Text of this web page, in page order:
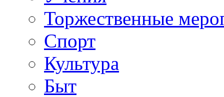
Торжественные
Спорт
Культура
Быт